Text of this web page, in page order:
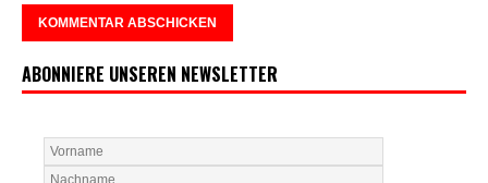
ABONNIERE UNSEREN NEWSLETTER